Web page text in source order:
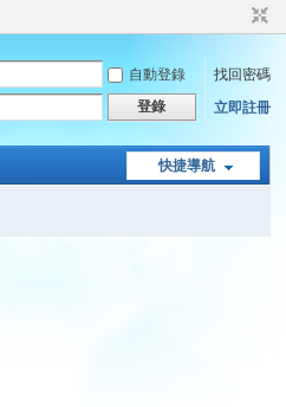
自動登錄
找回密碼
登錄 立即註冊
快捷導航